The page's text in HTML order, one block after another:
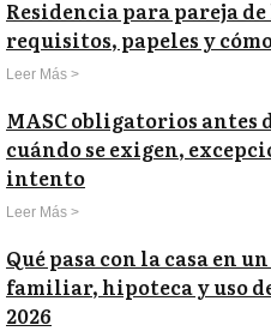
Residencia para pareja de
requisitos, papeles y
Leer Más >
MASC obligatorios antes
cuándo se exigen,
intento
Leer Más >
Qué pasa con la casa en
familiar, hipoteca y uso
2026